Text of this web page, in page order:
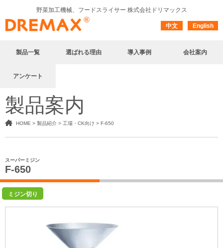
野菜加工機械、フードスライサー 株式会社ドリマックス
中文 English
製品一覧 選ばれる理由 導入事例 会社案内
アンケート
製品案内
HOME > 製品紹介 > 工場・CK向け > F-650
スーパーミジン
F-650
ミジン切り